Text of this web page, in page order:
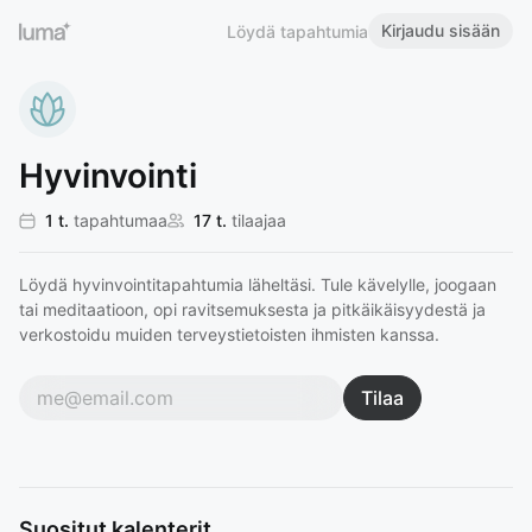
Löydä tapahtumia Kirjaudu sisään
Hyvinvointi
1 t. tapahtumaa 17 t. tilaajaa
Löydä hyvinvointitapahtumia läheltäsi. Tule kävelylle, joogaan
tai meditaatioon, opi ravitsemuksesta ja pitkäikäisyydestä ja
verkostoidu muiden terveystietoisten ihmisten kanssa.
Tilaa